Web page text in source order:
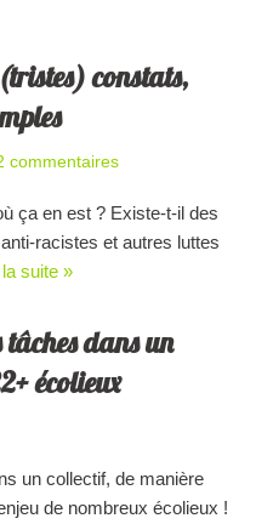
constats,
commentaires
ça en est ? Existe-t-il des
racistes et autres luttes
suite »
dans un
écolieux
un collectif, de manière
de nombreux écolieux !